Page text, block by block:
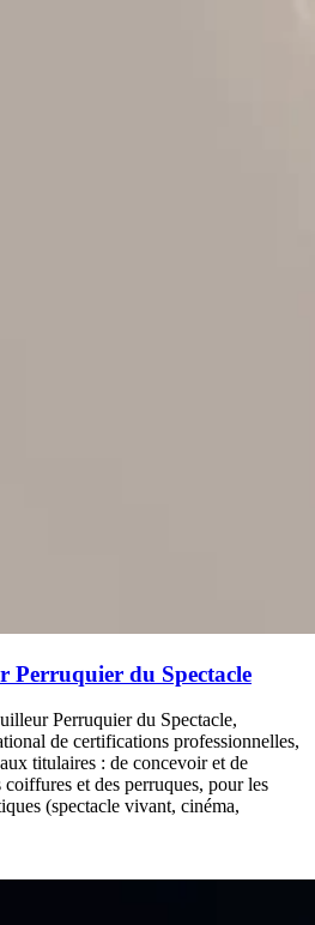
du Spectacle
Perruquier du Spectacle,
de certifications professionnelles,
titulaires : de concevoir et de
et des perruques, pour les
(spectacle vivant, cinéma,